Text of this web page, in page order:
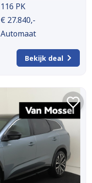
116 PK
€ 27.840,-
Automaat
Bekijk deal